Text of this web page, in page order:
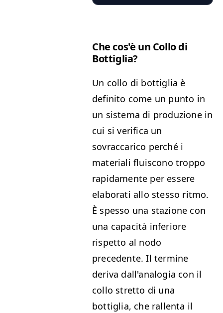
Che cos'è un Collo di
Bottiglia?
Un collo di bottiglia è
definito come un punto in
un sistema di produzione in
cui si verifica un
sovraccarico perché i
materiali fluiscono troppo
rapidamente per essere
elaborati allo stesso ritmo.
È spesso una stazione con
una capacità inferiore
rispetto al nodo
precedente. Il termine
deriva dall'analogia con il
collo stretto di una
bottiglia, che rallenta il